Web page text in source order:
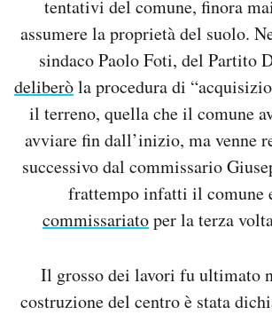
tentativi del comune, finora
assumere la proprietà del suolo.
sindaco Paolo Foti, del Partito
deliberòla procedura di
il terreno, quella che il comune
avviare fin dall’inizio, ma venne
successivo dal commissario
frattempo infatti il comune
commissariatoper la terza
Il grosso dei lavori fu ultimato
costruzione del centro è stata